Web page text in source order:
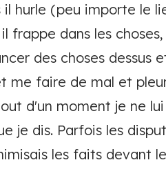
hurle (peu importe le
frappe dans les
des choses dessus
me faire de mal et
d'un moment je ne
je dis. Parfois les
les faits devant